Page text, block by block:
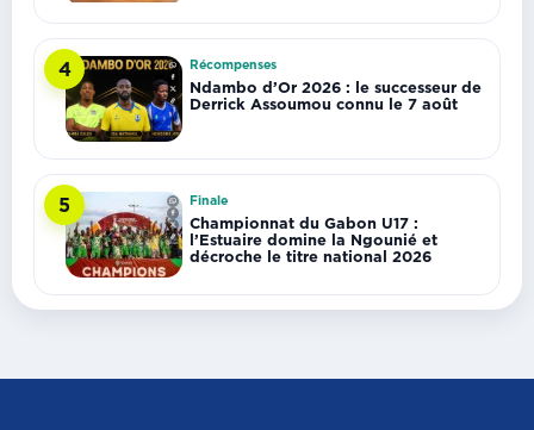
4 Récompenses
Ndambo d’Or 2026 : le successeur de
Derrick Assoumou connu le 7 août
5 Finale
Championnat du Gabon U17 :
l’Estuaire domine la Ngounié et
décroche le titre national 2026